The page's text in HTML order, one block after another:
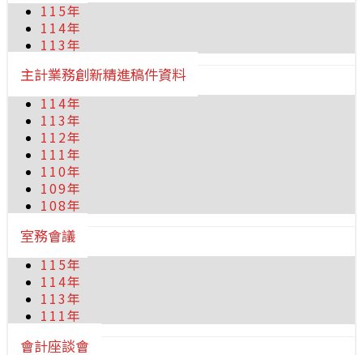
115年
114年
113年
主計業務創新精進稿件資料
114年
113年
112年
111年
110年
109年
108年
室務會議
115年
114年
113年
111年
會計座談會